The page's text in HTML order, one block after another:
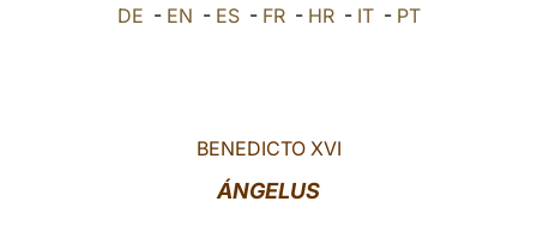
العربيّة DE - EN - ES- FR- HR- IT- PT
BENEDICTO XVI
ÁNGELUS